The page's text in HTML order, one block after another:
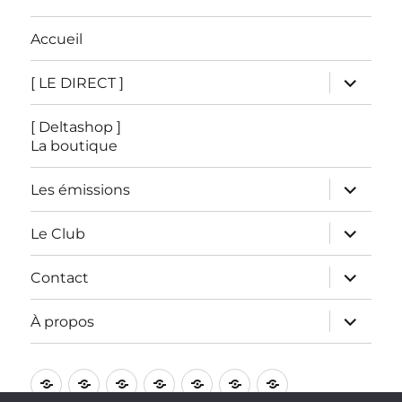
Accueil
[ LE DIRECT ]
ouvrir
le
sous-
[ Deltashop ]
La boutique
Les émissions
ouvrir
le
sous-
menu
Le Club
ouvrir
le
sous-
menu
Contact
ouvrir
le
sous-
menu
À propos
ouvrir
le
sous-
Accueil
[
[
Les
Le
Contact
À